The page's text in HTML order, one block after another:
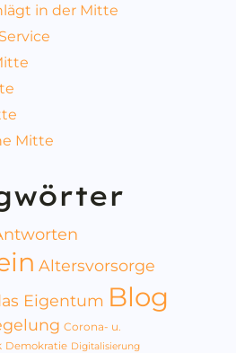
in der Mitte
Mitte
Altersvorsorge
Eigentum Blog
Corona- u.
Demokratie Digitalisierung